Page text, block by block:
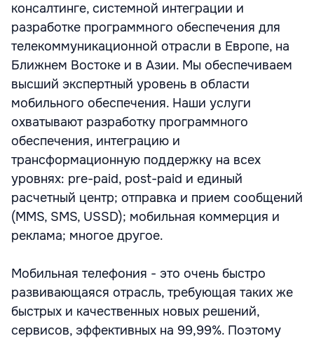
консалтингe, системной интеграции и
разработке программного обеспечения для
телекоммуникационной отрасли в Европе, на
Ближнем Востоке и в Азии. Мы обеспечиваем
высший экспертный уровень в области
мобильного обеспечения. Наши услуги
охватывают разработку программного
обеспечения, интеграцию и
трансформационную поддержку на всех
уровнях: pre-paid, post-paid и единый
расчетный центр; отправка и прием сообщений
(MMS, SMS, USSD); мобильная коммерция и
реклама; многое другое.
Мобильная телефония - это очень быстро
развивающаяся отрасль, требующая таких же
быстрых и качественных новых решений,
сервисов, эффективных на 99,99%. Поэтому